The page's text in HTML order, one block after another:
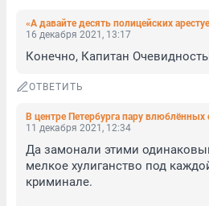
16 декабря 2021, 13:17
Конечно, Капитан
ОТВЕТИТЬ
11 декабря 2021, 12:34
Да замонали этими
мелкое хулиганство под
криминале.